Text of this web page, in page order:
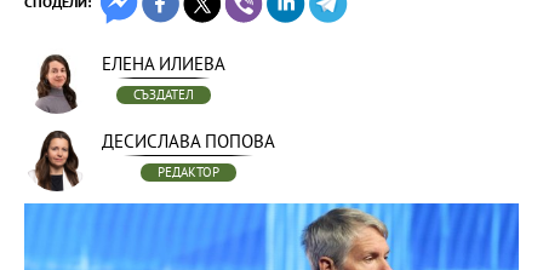
ЕЛЕНА ИЛИЕВА
СЪЗДАТЕЛ
ДЕСИСЛАВА ПОПОВА
РЕДАКТОР